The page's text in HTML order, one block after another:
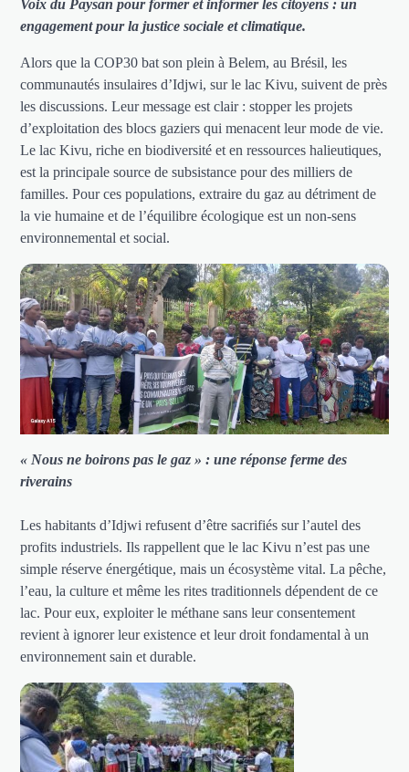
Voix du Paysan pour former et informer les citoyens : un
engagement pour la justice sociale et climatique.
Alors que la COP30 bat son plein à Belem, au Brésil, les
communautés insulaires d’Idjwi, sur le lac Kivu, suivent de près
les discussions. Leur message est clair : stopper les projets
d’exploitation des blocs gaziers qui menacent leur mode de vie.
Le lac Kivu, riche en biodiversité et en ressources halieutiques,
est la principale source de subsistance pour des milliers de
familles. Pour ces populations, extraire du gaz au détriment de
la vie humaine et de l’équilibre écologique est un non-sens
environnemental et social.
« Nous ne boirons pas le gaz » : une réponse ferme des
riverains
Les habitants d’Idjwi refusent d’être sacrifiés sur l’autel des
profits industriels. Ils rappellent que le lac Kivu n’est pas une
simple réserve énergétique, mais un écosystème vital. La pêche,
l’eau, la culture et même les rites traditionnels dépendent de ce
lac. Pour eux, exploiter le méthane sans leur consentement
revient à ignorer leur existence et leur droit fondamental à un
environnement sain et durable.